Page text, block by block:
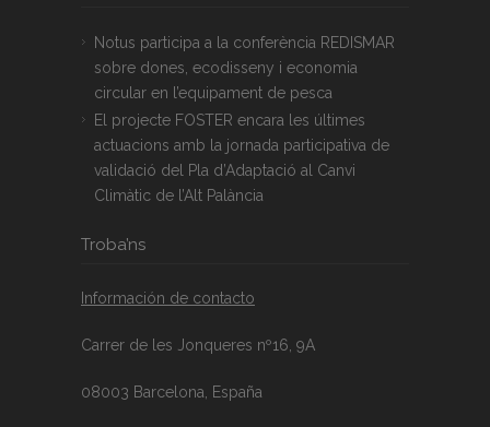
Notus participa a la conferència REDISMAR
sobre dones, ecodisseny i economia
circular en l’equipament de pesca
El projecte FOSTER encara les últimes
actuacions amb la jornada participativa de
validació del Pla d’Adaptació al Canvi
Climàtic de l’Alt Palància
Troba’ns
Información de contacto
Carrer de les Jonqueres nº16, 9A
08003 Barcelona, España